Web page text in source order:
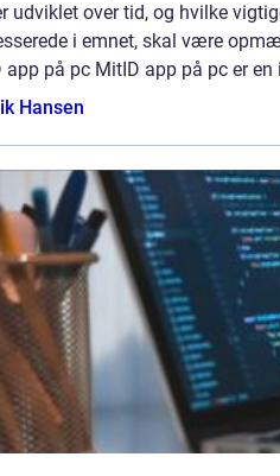
udviklet over tid, og hvilke
i emnet, skal være
app på pc MitID app på pc er en
Hansen